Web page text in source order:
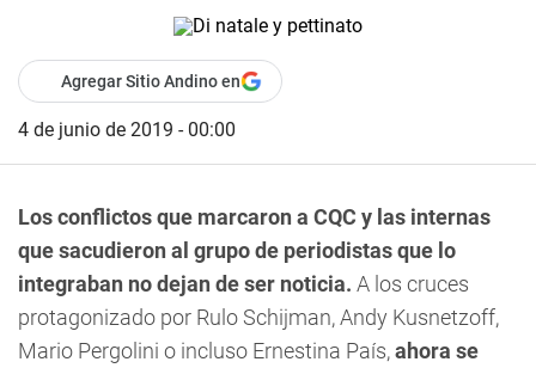
Agregar Sitio Andino en
4 de junio de 2019 - 00:00
Los conflictos que marcaron a CQC y las internas
que sacudieron al grupo de periodistas que lo
integraban no dejan de ser noticia. A los cruces
protagonizado por Rulo Schijman, Andy Kusnetzoff,
Mario Pergolini o incluso Ernestina País,ahora se